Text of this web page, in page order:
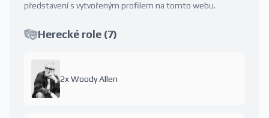
představení s vytvořeným profilem na tomto webu.
Herecké role (7)
2x Woody Allen